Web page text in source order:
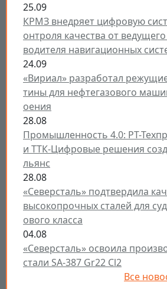
25.09
КРМЗ внедряет цифровую
онтроля качества от
водителя навигационных
24.09
«Вириал» разработал
тины для нефтегазового
оения
28.08
Промышленность 4.0: РТ-
и ТТК-Цифровые решения
льянс
28.08
«Северсталь» подтвердила
высокопрочных сталей для
ового класса
04.08
«Северсталь» освоила
стали SA-387 Gr22 Cl2
Все